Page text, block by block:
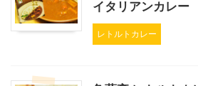
イタリアンカレー
レトルトカレー